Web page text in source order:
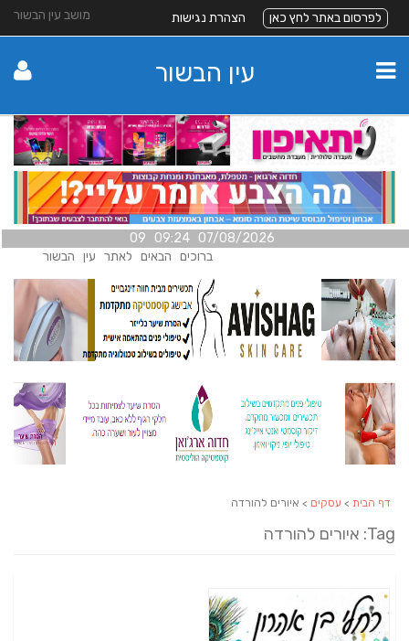
מושב עין הבשור לפרסום באתר לחץ כאן הצהרת נגישות
עין הבשור
07/08/2026 09:24 09
ברוכים הבאים לאתר עין הבשור
דף הבית > עסקים > איורים להורדה
Tag: איורים להורדה